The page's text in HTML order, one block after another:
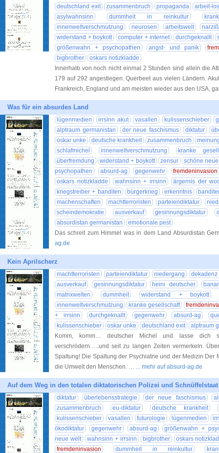
deutschland exit
zusammenbruch propaganda
arbeit-
asylwahnsinn
dummheit in reinkultur
innenweltverschmutzung
neurosen arbeitswelt
widerstand + boykott
computer + internet durchgeknallt
größenwahn + psychopathen
angst- und panik
bigbrother
oskars notizkladde
Innerhalb von noch nicht einmal 2 Stunden sind allein die
179 auf 292 angestiegen. Querbeet aus vielen Ländern.
Frankreich, England und am meisten wieder aus den USA,
Was für ein absurdes Land
lügenmedien irrsinn akut vasallen kulissenschieber
alptraum germanistan
der neue faschismus diktatur
oskar unke
deutsche krankheit zusammenbruch
schlafmichel
innenweltverschmutzung
kranke
überfremdung
widerstand + boykott zensur
schöne
psychopathen
absurd-ag gegenwehr
fremdeninvasion
oskars notizkladde
wahnsinn + irrsinn
ärgernis der
kriegstreiber + banditen
bürgerkrieg erkenntnis
machenschaften
machtterroristen parteiendiktatur
scheindemokratie
ausverkauf gesinnungsdiktatur
absurdistan germanistan
emotionale pest
Das schreit zum Himmel was in dem Land Absurdistan
ag.de
Kein Aprilscherz
machtterroristen parteiendiktatur niedergang
ausverkauf
gesinnungsdiktatur heini deutscher
matrixwelten
dummheit
widerstand + boykott
innenweltverschmutzung
kranke gesellschaft
+ irrsinn
durchgeknallt gegenwehr absurd-ag
kulissenschieber
oskar unke deutschland exit
alptraum
Komm, komm… deutscher Michel und lasse dich
verschrödern…..und seit zu langen Zeiten vermerkeln.
Spaltung! Die Spaltung der Psychiatrie und der Medizin Der
die Umwelt den Menschen. … ... mehr auf absurd-ag.de
Auf dem Weg in den totalen diktatorischen Polizei und Schnüffelstaat
diktatur überlebensstrategie der neue faschismus
zusammenbruch
eu-diktatur
deutsche krankheit
kulissenschieber
vasallen futurologie lügenmedien
ökodiktatur
gegenwehr absurd-ag
größenwahn +
neue welt
wahnsinn + irrsinn bigbrother
oskars
fremdeninvasion
dummheit in reinkultur